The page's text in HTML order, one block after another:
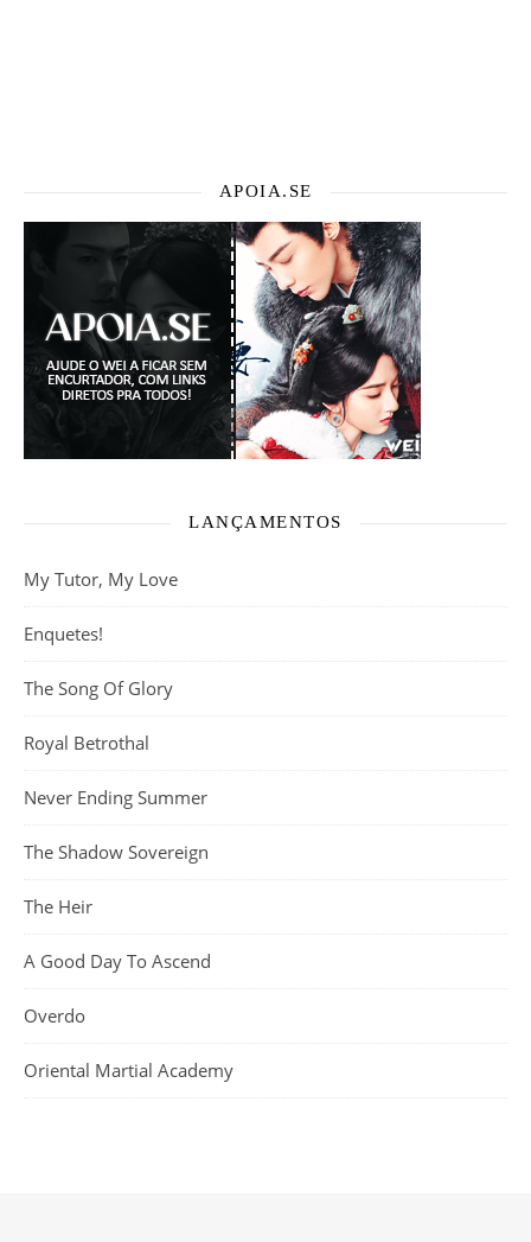
APOIA.SE
LANÇAMENTOS
My Tutor, My Love
Enquetes!
The Song Of Glory
Royal Betrothal
Never Ending Summer
The Shadow Sovereign
The Heir
A Good Day To Ascend
Overdo
Oriental Martial Academy